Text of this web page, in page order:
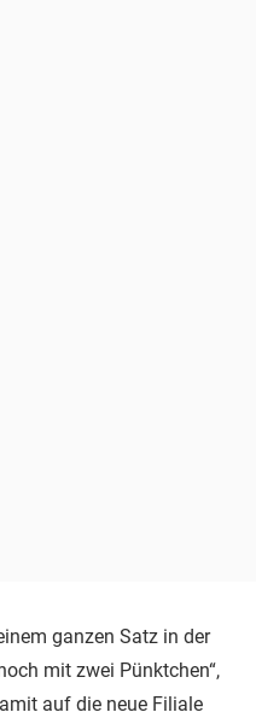
ganzen Satz in der
mit zwei Pünktchen“,
auf die neue Filiale